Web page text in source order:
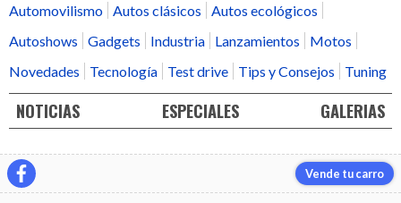
Automovilismo
Autos clásicos
Autos ecológicos
Autoshows
Gadgets Industria Lanzamientos
Motos
Novedades
Tecnología Test drive Tips y Consejos Tuning
NOTICIAS ESPECIALES GALERIAS
Vende tu carro